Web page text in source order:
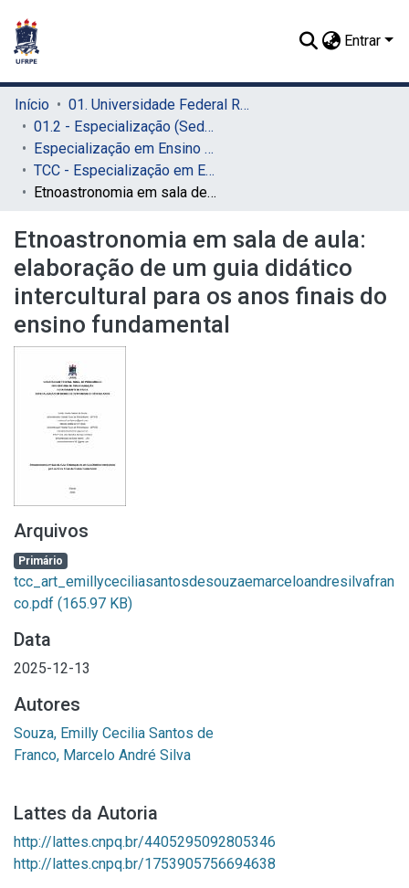
Entrar
Início
01. Universidade Federal Rural de Pernambuco - UFRPE (Sede)
01.2 - Especialização (Sede)
Especialização em Ensino de Astronomia e Ciências Afins (Sede)
TCC - Especialização em Ensino de Astronomia e Ciências Afins (Sede)
Etnoastronomia em sala de aula: elaboração de um guia didático intercultural para os anos finais do ensino fundamental
Etnoastronomia em sala de aula:
elaboração de um guia didático
intercultural para os anos finais do
ensino fundamental
Arquivos
Primário
tcc_art_emillyceciliasantosdesouzaemarceloandresilvafran
co.pdf (165.97 KB)
Data
2025-12-13
Autores
Souza, Emilly Cecilia Santos de
Franco, Marcelo André Silva
Lattes da Autoria
http://lattes.cnpq.br/4405295092805346
http://lattes.cnpq.br/1753905756694638